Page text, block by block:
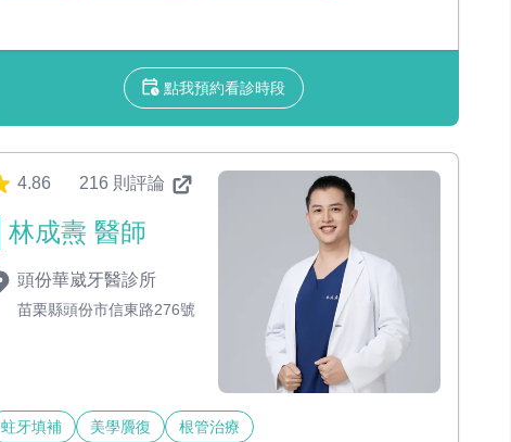
點我預約看診時段
4.86 216 則評論
林成燾 醫師
頭份華崴牙醫診所
苗栗縣頭份市信東路276號
蛀牙填補 美學贗復 根管治療